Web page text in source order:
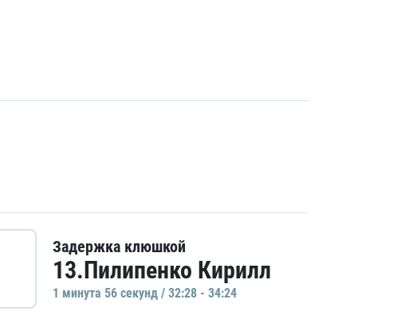
Задержка клюшкой
13.Пилипенко Кирилл
1 минутa 56 секунд / 32:28 - 34:24